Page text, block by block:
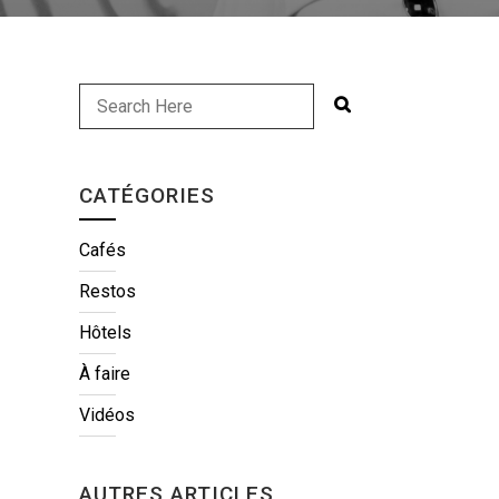
CATÉGORIES
Cafés
Restos
Hôtels
À faire
Vidéos